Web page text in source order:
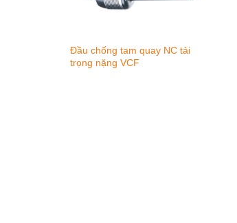
Đầu chống tam quay NC tải
trọng nặng VCF